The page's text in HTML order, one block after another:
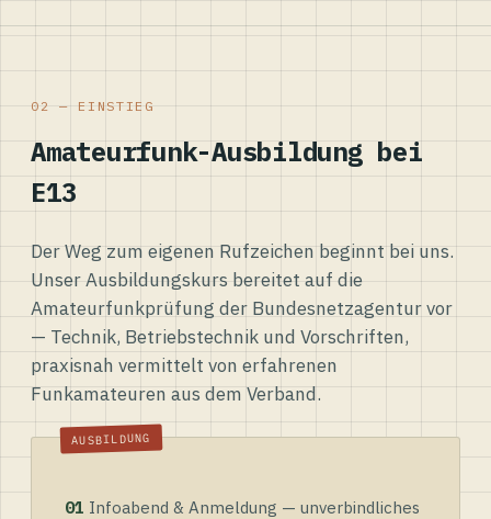
02 — EINSTIEG
Amateurfunk-Ausbildung bei
E13
Der Weg zum eigenen Rufzeichen beginnt bei uns.
Unser Ausbildungskurs bereitet auf die
Amateurfunkprüfung der Bundesnetzagentur vor
— Technik, Betriebstechnik und Vorschriften,
praxisnah vermittelt von erfahrenen
Funkamateuren aus dem Verband.
01 Infoabend & Anmeldung — unverbindliches